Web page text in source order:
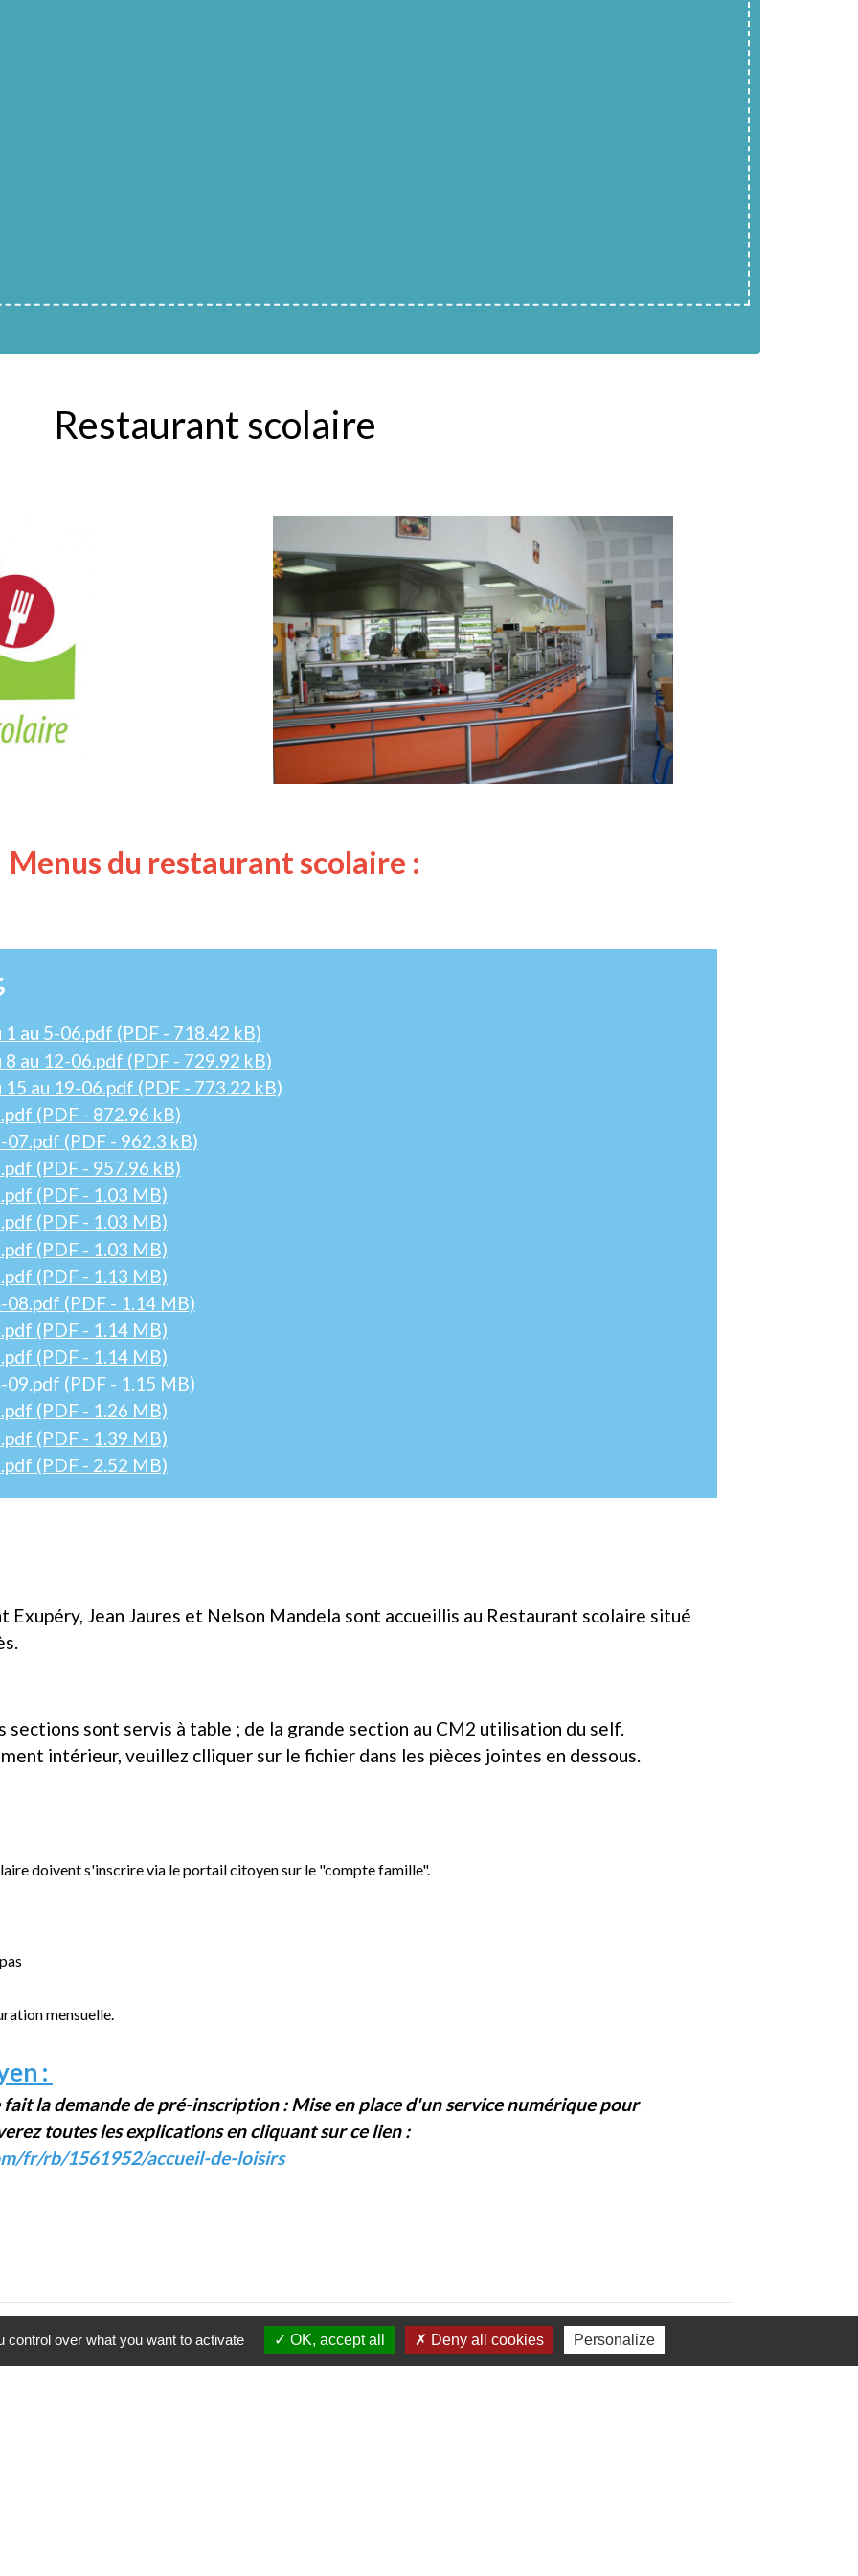
Restaurant scolaire
Menus du restaurant scolaire :
au 5-06.pdf (PDF - 718.42 kB)
au 12-06.pdf (PDF - 729.92 kB)
au 19-06.pdf (PDF - 773.22 kB)
(PDF - 872.96 kB)
(PDF - 962.3 kB)
(PDF - 957.96 kB)
(PDF - 1.03 MB)
(PDF - 1.03 MB)
(PDF - 1.03 MB)
(PDF - 1.13 MB)
08.pdf (PDF - 1.14 MB)
(PDF - 1.14 MB)
(PDF - 1.14 MB)
09.pdf (PDF - 1.15 MB)
(PDF - 1.26 MB)
(PDF - 1.39 MB)
(PDF - 2.52 MB)
Exupéry, Jean Jaures et Nelson Mandela sont accueillis au Restaurant scolaire situé
sont servis à table ; de la grande section au CM2 utilisation du self.
intérieur, veuillez clliquer sur le fichier dans les pièces jointes en dessous.
doivent s'inscrire via le portail citoyen sur le "compte famille".
mensuelle.
:
la demande de pré-inscription : Mise en place d'un service numérique pour
toutes les explications en cliquant sur ce lien :
fr/rb/1561952/accueil-de-loisirs
over what you want to activate OK, accept all Deny all cookies Personalize